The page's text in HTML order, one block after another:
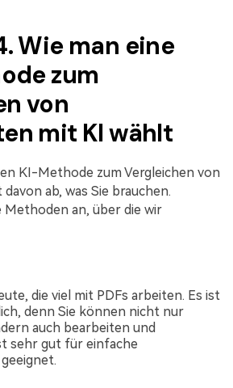
Wie man eine
zum
von
mit KI wählt
KI-Methode zum Vergleichen von
ab, was Sie brauchen.
Methoden an, über die wir
die viel mit PDFs arbeiten. Es ist
denn Sie können nicht nur
auch bearbeiten und
sehr gut für einfache